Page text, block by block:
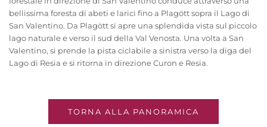
bellissima foresta di abeti e larici fino a Plagött sopra il Lago di
San Valentino. Da Plagött si apre una splendida vista sul piccolo
lago naturale e verso il sud della Val Venosta. Una volta a San
Valentino, si prende la pista ciclabile a sinistra verso la diga del
Lago di Resia e si ritorna in direzione Curon e Resia.
TORNA ALLA PANORAMICA